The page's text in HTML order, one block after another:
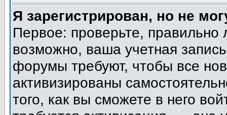
Я зарегистрирован, но не
Первое: проверьте,
возможно, ваша учетная
форумы требуют, чтобы все
активизированы
того, как вы сможете в него